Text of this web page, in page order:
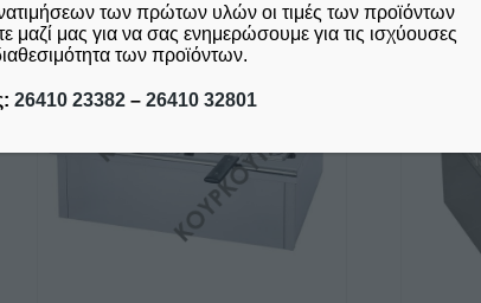
των πρώτων υλών οι τιμές των προϊόντων
μας για να σας ενημερώσουμε για τις ισχύουσες
των προϊόντων.
26410 23382– 26410 32801